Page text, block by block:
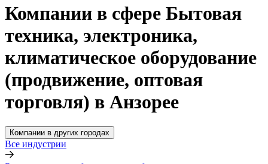
Компании в сфере Бытовая
техника, электроника,
климатическое оборудование
(продвижение, оптовая
торговля) в Анзорее
Компании в других городах
Все индустрии